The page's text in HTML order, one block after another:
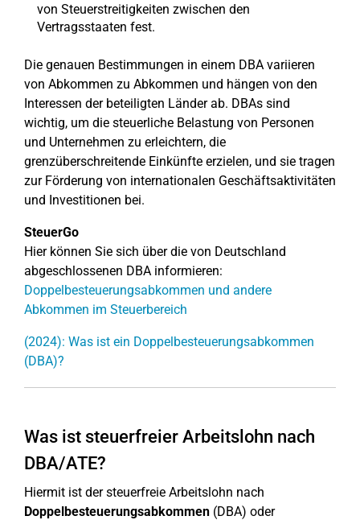
von Steuerstreitigkeiten zwischen den
Vertragsstaaten fest.
Die genauen Bestimmungen in einem DBA variieren
von Abkommen zu Abkommen und hängen von den
Interessen der beteiligten Länder ab. DBAs sind
wichtig, um die steuerliche Belastung von Personen
und Unternehmen zu erleichtern, die
grenzüberschreitende Einkünfte erzielen, und sie tragen
zur Förderung von internationalen Geschäftsaktivitäten
und Investitionen bei.
SteuerGo
Hier können Sie sich über die von Deutschland
abgeschlossenen DBA informieren:
Doppelbesteuerungsabkommen und andere
Abkommen im Steuerbereich
(2024): Was ist ein Doppelbesteuerungsabkommen
(DBA)?
Was ist steuerfreier Arbeitslohn nach
DBA/ATE?
Hiermit ist der steuerfreie Arbeitslohn nach
Doppelbesteuerungsabkommen (DBA) oder